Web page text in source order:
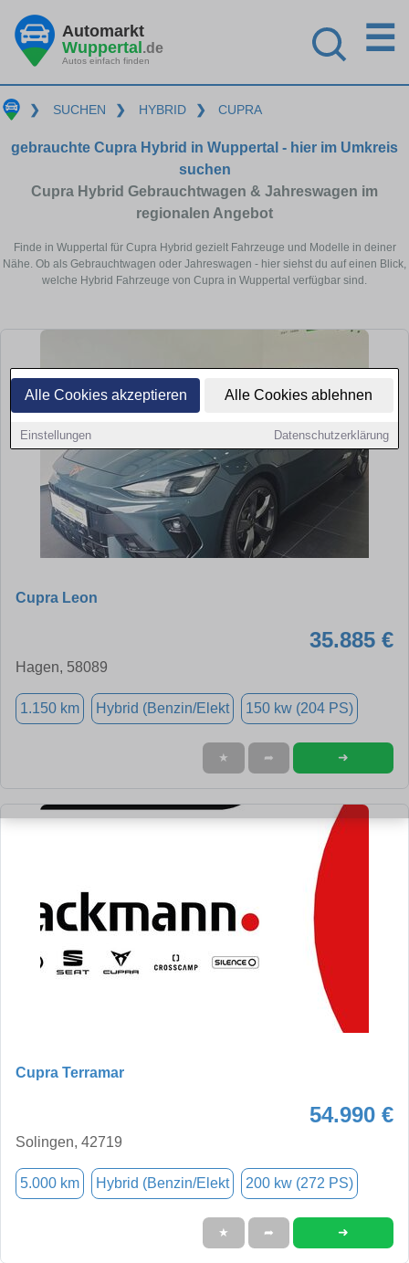
Alle Cookies akzeptieren Alle Cookies ablehnen
Einstellungen Datenschutzerklärung
Automarkt
Wuppertal.de
Autos einfach finden
☰
❯ SUCHEN ❯ HYBRID ❯ CUPRA
gebrauchte Cupra Hybrid in Wuppertal - hier im Umkreis
suchen
Cupra Hybrid Gebrauchtwagen & Jahreswagen im
regionalen Angebot
Finde in Wuppertal für Cupra Hybrid gezielt Fahrzeuge und Modelle in deiner
Nähe. Ob als Gebrauchtwagen oder Jahreswagen - hier siehst du auf einen Blick,
welche Hybrid Fahrzeuge von Cupra in Wuppertal verfügbar sind.
Cupra Leon
35.885 €
Hagen, 58089
1.150 km Hybrid (Benzin/Elekt 150 kw (204 PS)
★ ➦ ➜
Cupra Terramar
54.990 €
Solingen, 42719
5.000 km Hybrid (Benzin/Elekt 200 kw (272 PS)
★ ➦ ➜